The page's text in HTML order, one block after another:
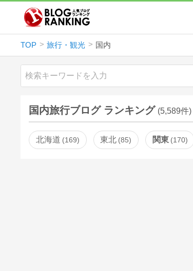
TOP 旅行・観光 国内
国内旅行ブログ ランキング (5,589件)
北海道 169 東北 85 関東 170